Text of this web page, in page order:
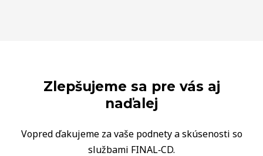
Zlepšujeme sa pre vás aj
naďalej
Vopred ďakujeme za vaše podnety a skúsenosti so
službami FINAL‑CD.